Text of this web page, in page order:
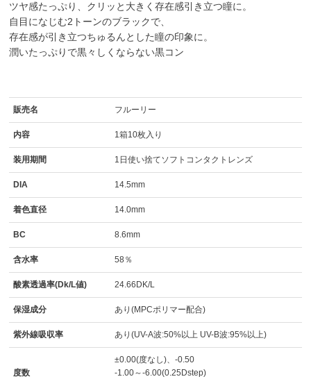
ツヤ感たっぷり、クリッと大きく存在感引き立つ瞳に。
自目になじむ2トーンのブラックで、
存在感が引き立つちゅるんとした瞳の印象に。
潤いたっぷりで黒々しくならない黒コン
販売名 フルーリー
内容 1箱10枚入り
装用期間 1日使い捨てソフトコンタクトレンズ
DIA 14.5mm
着色直径 14.0mm
BC 8.6mm
含水率 58％
酸素透過率(Dk/L値) 24.66DK/L
保湿成分 あり(MPCポリマー配合)
紫外線吸収率 あり(UV-A波:50%以上 UV-B波:95%以上)
度数
±0.00(度なし)、-0.50
-1.00～-6.00(0.25Dstep)